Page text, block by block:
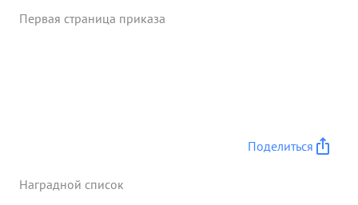
Первая страница приказа
Поделиться
Наградной список